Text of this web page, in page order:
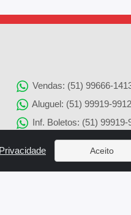
Vendas: (51) 99666-
Aluguel: (51) 99919-9912
Inf. Boletos: (51) 99919-
Agenciamento de
Solicitação de Reparos:
Aceito